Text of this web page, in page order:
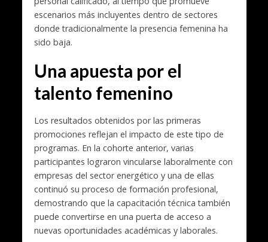
escenarios más incluyentes dentro de sectores
donde tradicionalmente la presencia femenina ha
sido baja.
Una apuesta por el
talento femenino
Los resultados obtenidos por las primeras
promociones reflejan el impacto de este tipo de
programas. En la cohorte anterior, varias
participantes lograron vincularse laboralmente con
empresas del sector energético y una de ellas
continuó su proceso de formación profesional,
demostrando que la capacitación técnica también
puede convertirse en una puerta de acceso a
nuevas oportunidades académicas y laborales.